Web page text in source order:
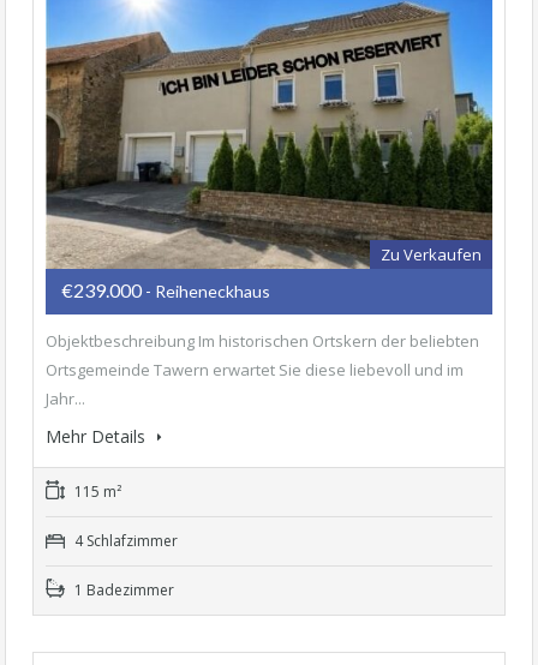
Zu Verkaufen
€239.000 - Reiheneckhaus
Objektbeschreibung Im historischen Ortskern der beliebten
Ortsgemeinde Tawern erwartet Sie diese liebevoll und im
Jahr...
Mehr Details
115 m²
4 Schlafzimmer
1 Badezimmer